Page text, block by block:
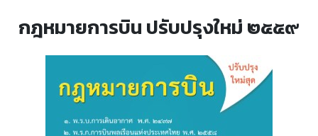
กฎหมายการบิน ปรับปรุงใหม่ ๒๕๕๙